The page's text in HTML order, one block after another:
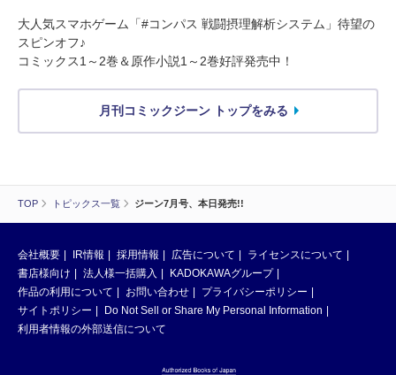
TOP トピックス一覧 ジーン7月号、本日発売!!
大人気スマホゲーム「#コンパス 戦闘摂理解析システム」待望の
スピンオフ♪
コミックス1～2巻＆原作小説1～2巻好評発売中！
月刊コミックジーン トップをみる
会社概要 IR情報 採用情報 広告について
ライセンスについて
書店様向け
法人様一括購入
KADOKAWAグループ
作品の利用について
お問い合わせ
プライバシーポリシー
サイトポリシー
Do Not Sell or Share My Personal Information
利用者情報の外部送信について